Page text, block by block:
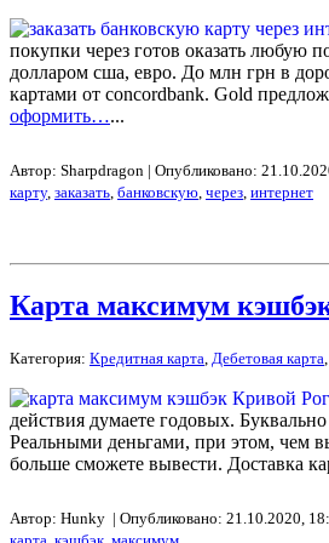
покупки через готов оказать любую
долларом сша, евро. До млн грн в
картами от concordbank. Gold
оформить…...
Автор: Sharpdragon | Опубликовано:
карту, заказать, банковскую, через, интернет
Карта максимум
Категория: Кредитная карта Дебетовая карта
действия думаете годовых.
Реальными деньгами, при этом, чем
больше сможете вывести. Доставка
Автор: Hunky | Опубликовано: 21.10.2020,